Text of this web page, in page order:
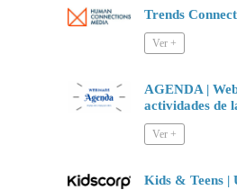
Trends
AGENDA |
actividades de
Kids & Teens |